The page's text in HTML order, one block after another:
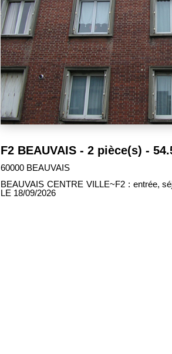
F2 BEAUVAIS - 2 pièce(s) -
60000 BEAUVAIS
BEAUVAIS CENTRE VILLE~F2 : entrée,
LE 18/09/2026